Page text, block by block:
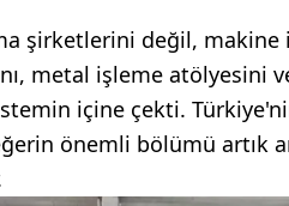
şirketlerini değil, makine
metal işleme atölyesini
içine çekti.
önemli bölümü artık